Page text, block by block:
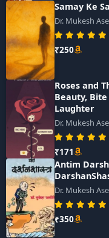
Samay Ke
Dr. Mukesh
₹250
Roses and
Beauty,
Laughter
Dr. Mukesh
₹171
Antim
Dr. Mukesh
₹350